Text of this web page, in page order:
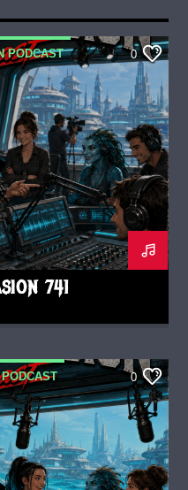
PODCAST 0
741
0